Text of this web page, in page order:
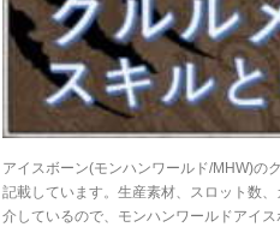
アイスボーン(モンハンワールド/MHW)の
記載しています。生産素材、スロット数
介しているので、モンハンワールドアイ